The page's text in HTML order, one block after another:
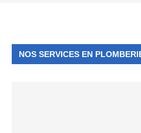
NOS SERVICES EN